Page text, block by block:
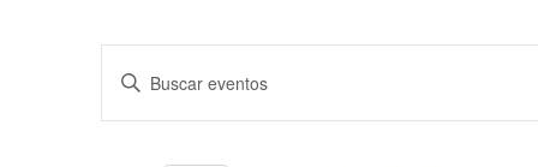
Navegación
de
Introduce
clave.